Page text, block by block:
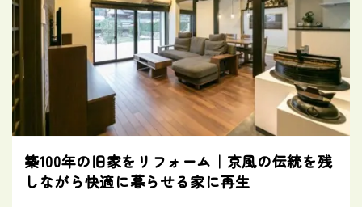
築100年の旧家をリフォーム｜京風の伝統を残
しながら快適に暮らせる家に再生